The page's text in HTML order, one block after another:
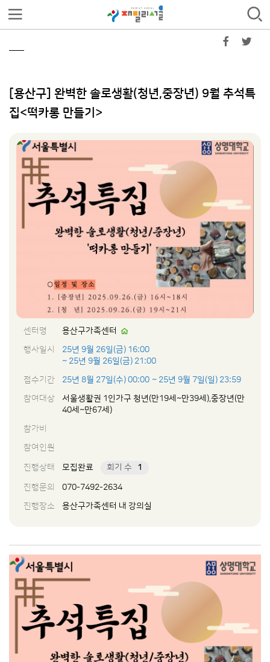
[용산구] 완벽한 솔로생활(청년,중장년) 9월 추석특
집<떡카롱 만들기>
센터명
용산구가족센터
행사일시
25년 9월 26일(금) 16:00
~ 25년 9월 26일(금) 21:00
접수기간
25년 8월 27일(수) 00:00 ~ 25년 9월 7일(일) 23:59
참여대상
서울생활권 1인가구 청년(만19세~만39세),중장년(만
40세~만67세)
참가비
참여인원
진행상태 모집완료 회기 수 1
진행문의
070-7492-2634
진행장소
용산구가족센터 내 강의실